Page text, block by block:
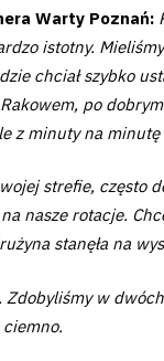
Warty Poznań:
istotny.
chciał szybko
po
z minuty na minutę
strefie, często
nasze rotacje.
stanęła na
w